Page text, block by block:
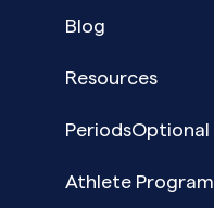
Blog
Resources
PeriodsOptional
Athlete Program